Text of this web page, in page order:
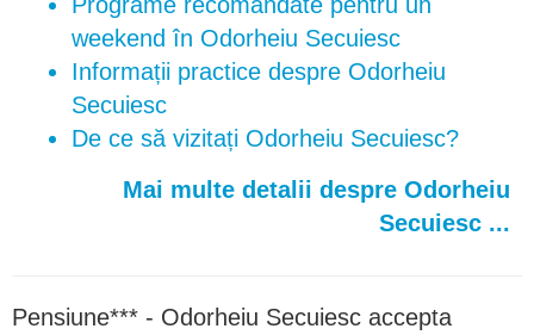
weekend în Odorheiu Secuiesc
Informații practice despre Odorheiu
Secuiesc
De ce să vizitați Odorheiu Secuiesc?
Mai multe detalii despre Odorheiu
Secuiesc ...
Pensiune*** - Odorheiu Secuiesc accepta